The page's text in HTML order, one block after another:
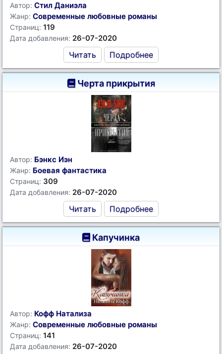
Автор: Стил Даниэла
Жанр: Современные любовные романы
Страниц: 119
Дата добавления: 26-07-2020
Читать Подробнее
Черта прикрытия
Автор: Бэнкс Иэн
Жанр: Боевая фантастика
Страниц: 309
Дата добавления: 26-07-2020
Читать Подробнее
Капучинка
Автор: Кофф Натализа
Жанр: Современные любовные романы
Страниц: 141
Дата добавления: 26-07-2020